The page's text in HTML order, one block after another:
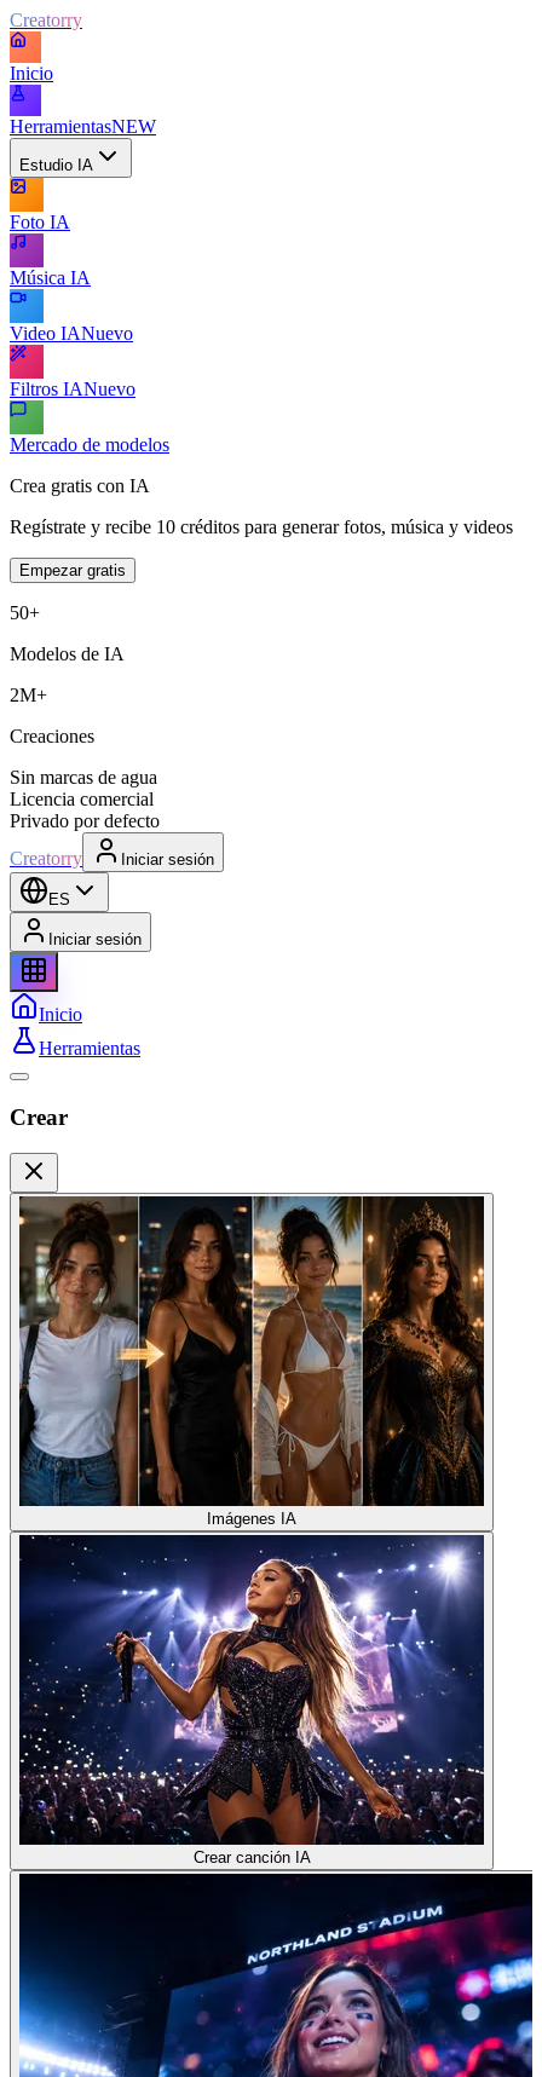
Creatorry
Inicio
HerramientasNEW
Estudio IA
Foto IA
Música IA
Video IANuevo
Filtros IANuevo
Mercado de modelos
Crea gratis con IA
Regístrate y recibe 10 créditos para generar fotos, música y videos
Empezar gratis
50+
Modelos de IA
2M+
Creaciones
Sin marcas de agua
Licencia comercial
Privado por defecto
Creatorry
Iniciar sesión
ES
Iniciar sesión
Inicio
Herramientas
Crear
Imágenes IA
Crear canción IA